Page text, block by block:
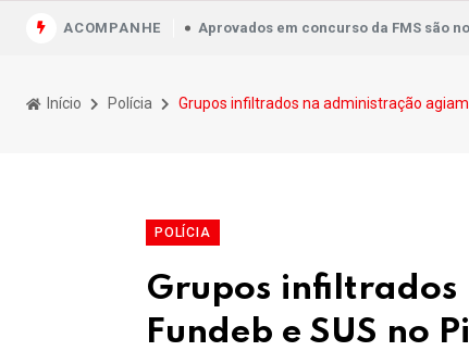
ACOMPANHE Aprovados em concurso da FMS são
Início Polícia Grupos infiltrados na administração
POLÍCIA
Grupos infiltrados
Fundeb e SUS no